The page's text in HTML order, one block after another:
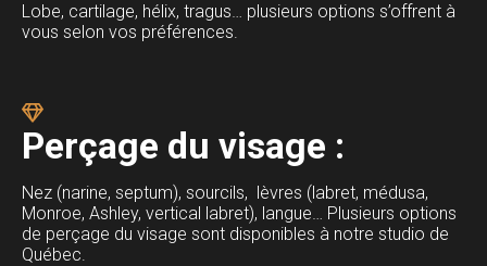
Lobe, cartilage, hélix, tragus… plusieurs options s’offrent à
vous selon vos préférences.
Perçage du visage :
Nez (narine, septum), sourcils, lèvres (labret, médusa,
Monroe, Ashley, vertical labret), langue… Plusieurs options
de perçage du visage sont disponibles à notre studio de
Québec.